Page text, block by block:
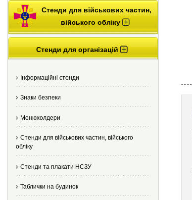
Стенди для військових частин,
війського обліку
Стенди для організацій
Інформаційні стенди
Знаки безпеки
Менюхолдери
Стенди для військових частин, війського
обліку
Стенди та плакати НСЗУ
Таблички на будинок